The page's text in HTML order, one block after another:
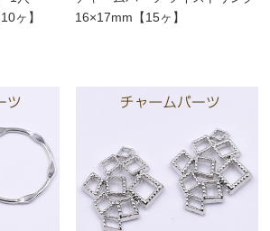
ヶ】
16×17mm【15ヶ】